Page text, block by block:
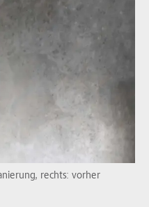
rechts: vorher